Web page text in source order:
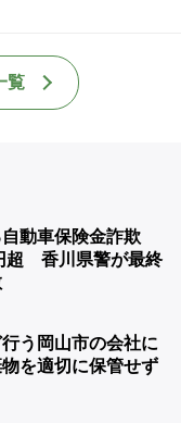
覧
自動車保険金詐欺
超 香川県警が最終
う岡山市の会社に
を適切に保管せず